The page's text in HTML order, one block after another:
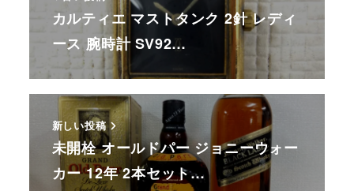
カルティエ マストタンク 2針 レディ
ース 腕時計 SV92…
新しい投稿
未開栓 オールドパー ジョニーウォー
カー 12年 2本セット…